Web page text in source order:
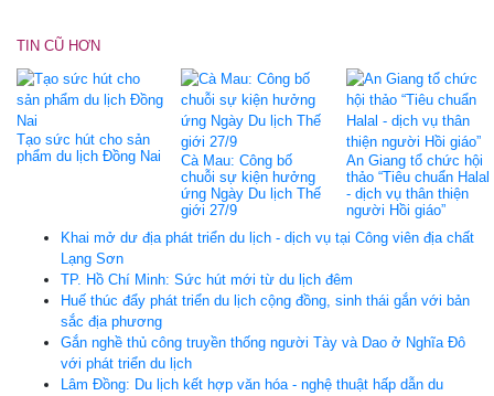
TIN CŨ HƠN
Tạo sức hút cho sản
phẩm du lịch Đồng Nai
Cà Mau: Công bố
chuỗi sự kiện hưởng
ứng Ngày Du lịch Thế
giới 27/9
An Giang tổ chức hội
thảo “Tiêu chuẩn Halal
- dịch vụ thân thiện
người Hồi giáo”
Khai mở dư địa phát triển du lịch - dịch vụ tại Công viên địa chất
Lạng Sơn
TP. Hồ Chí Minh: Sức hút mới từ du lịch đêm
Huế thúc đẩy phát triển du lịch cộng đồng, sinh thái gắn với bản
sắc địa phương
Gắn nghề thủ công truyền thống người Tày và Dao ở Nghĩa Đô
với phát triển du lịch
Lâm Đồng: Du lịch kết hợp văn hóa - nghệ thuật hấp dẫn du